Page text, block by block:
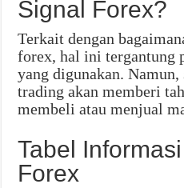
Signal Forex?
Terkait dengan
forex, hal ini tergantung
yang digunakan.
trading akan memberi
membeli atau menjual
Tabel
Forex